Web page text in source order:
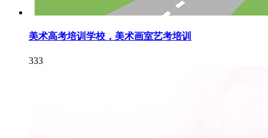
美术高考培训学校，美术画室艺考培训
333